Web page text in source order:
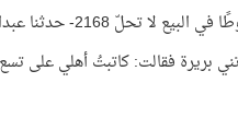
باب إذا اشترط
بريرة فقالت: كاتبتُ أهلي على